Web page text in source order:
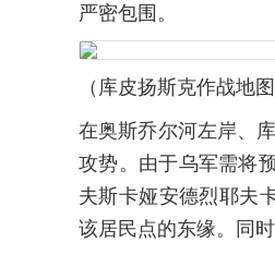
严密包围。
（库皮扬斯克作战地图
在奥斯乔尔河左岸、
攻势。由于乌军需将
夫斯卡娅安德烈耶夫
该居民点的东缘。同